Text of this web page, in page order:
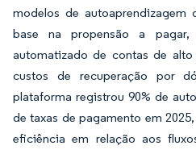
modelos de autoaprendizagem
base na propensão a
automatizado de contas de
custos de recuperação por
plataforma registrou 90% de
de taxas de pagamento em
eficiência em relação aos